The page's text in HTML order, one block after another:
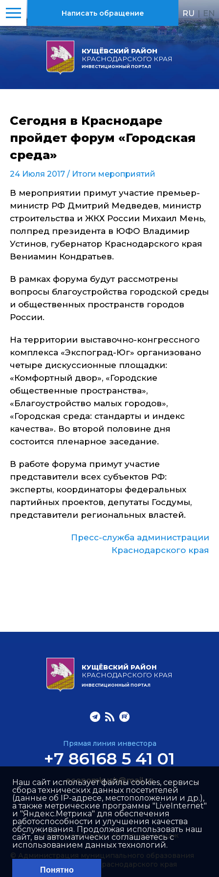
КУЩЁВСКИЙ РАЙОН
КРАСНОДАРСКОГО КРАЯ
ИНВЕСТИЦИОННЫЙ ПОРТАЛ
Написать обращение RU | EN
Сегодня в Краснодаре
пройдет форум «Городская
среда»
24 Июля 2017 / Итоги мероприятий
В мероприятии примут участие премьер-
министр РФ Дмитрий Медведев, министр
строительства и ЖКХ России Михаил Мень,
полпред президента в ЮФО Владимир
Устинов, губернатор Краснодарского края
Вениамин Кондратьев.
В рамках форума будут рассмотрены
вопросы благоустройства городской среды
и общественных пространств городов
России.
На территории выставочно-конгрессного
комплекса «Экспоград-Юг» организовано
четыре дискуссионные площадки:
«Комфортный двор», «Городские
общественные пространства»,
«Благоустройство малых городов»,
«Городская среда: стандарты и индекс
качества». Во второй половине дня
состоится пленарное заседание.
В работе форума примут участие
представители всех субъектов РФ:
эксперты, координаторы федеральных
партийных проектов, депутаты Госдумы,
представители региональных властей.
Пресс-служба администрации
Краснодарского края
КУЩЁВСКИЙ РАЙОН
КРАСНОДАРСКОГО КРАЯ
ИНВЕСТИЦИОННЫЙ ПОРТАЛ
Прямая линия инвестора
+7 86168 5 41 01
economkush@mail.ru
© Администрация муниципального образования
Кущёвский район Краснодарского края
Разработка сайта –Интернет-Имидж
Наш сайт использует файлы cookies, сервисы
сбора технических данных посетителей
(данные об IP-адресе, местоположении и др.),
а также метрические программы "LiveInternet"
и "Яндекс.Метрика" для обеспечения
работоспособности и улучшения качества
обслуживания. Продолжая использовать наш
сайт, вы автоматически соглашаетесь с
использованием данных технологий.
Понятно